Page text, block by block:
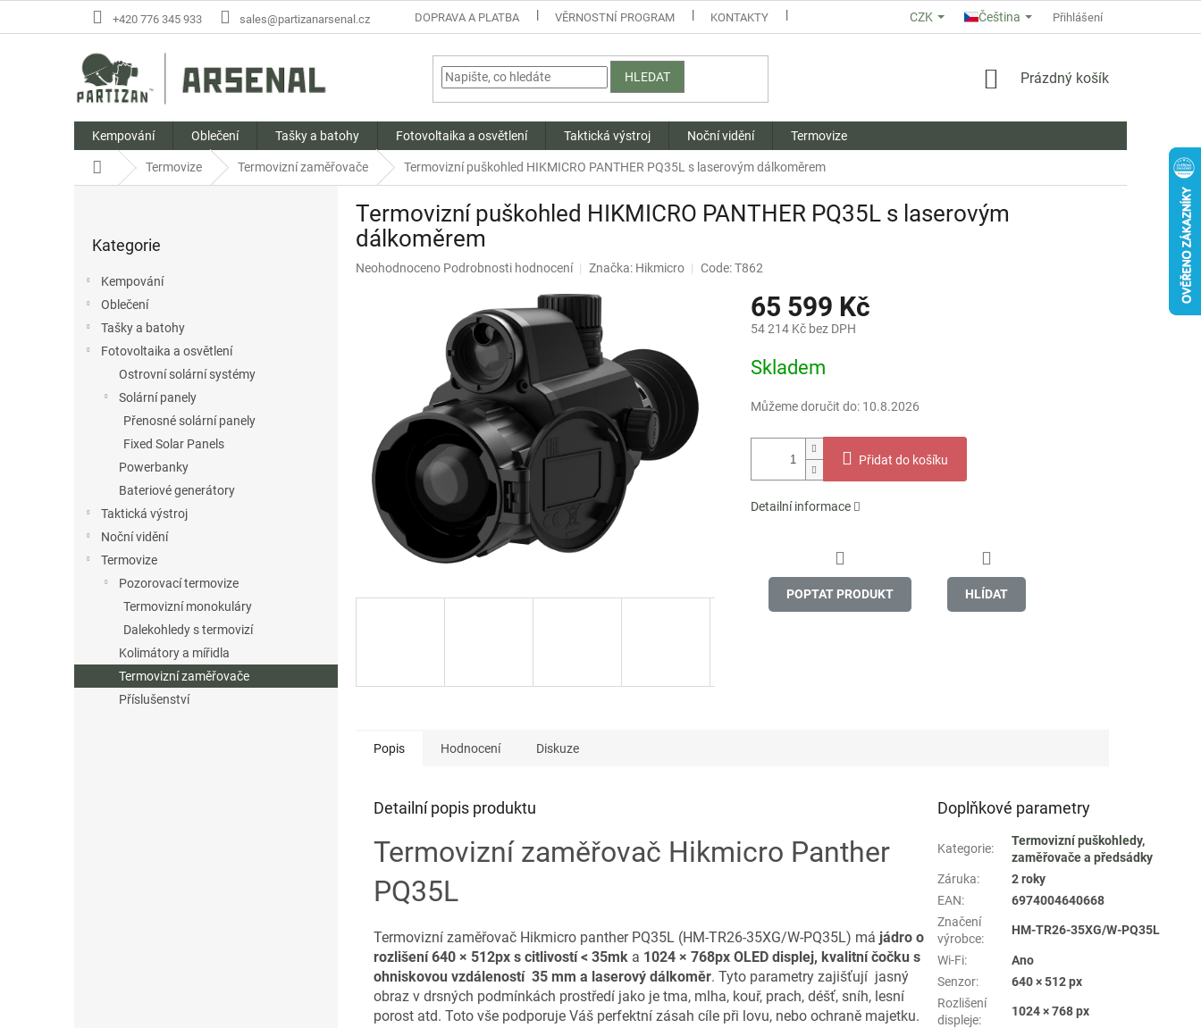
+420 776 345 933 sales@partizanarsenal.cz DOPRAVA A PLATBA VĚRNOSTNÍ PROGRAM KONTAKTY HODNOCENÍ OBCHODU OBCHODNÍ PODMÍNKY
CZK Čeština Přihlášení
HLEDAT
NÁKUPNÍ
Prázdný košík
Kempování Oblečení Tašky a batohy Fotovoltaika a osvětlení Taktická výstroj Noční vidění Termovize
Domů Termovize Termovizní zaměřovače Termovizní puškohled HIKMICRO PANTHER PQ35L s laserovým dálkoměrem
kategorie
Kategorie
Kempování
Oblečení
Tašky a batohy
Fotovoltaika a osvětlení
Ostrovní solární systémy
Solární panely
Přenosné solární panely
Fixed Solar Panels
Powerbanky
Bateriové generátory
Taktická výstroj
Noční vidění
Termovize
Pozorovací termovize
Termovizní monokuláry
Dalekohledy s termovizí
Kolimátory a mířidla
Termovizní zaměřovače
Příslušenství
Termovizní puškohled HIKMICRO PANTHER PQ35L s laserovým
dálkoměrem
Průměrné
Neohodnoceno Podrobnosti hodnocení Značka: Hikmicro Code: T862
65 599 Kč
54 214 Kč bez DPH
cena:
Skladem
Můžeme doručit do: 10.8.2026
Přidat do košíku
Detailní informace
POPTAT PRODUKT HLÍDAT
Popis Hodnocení Diskuze
Detailní popis produktu
Termovizní zaměřovač Hikmicro Panther
PQ35L
Termovizní zaměřovač Hikmicro panther PQ35L (HM-TR26-35XG/W-PQ35L) má jádro o
rozlišení 640 × 512px s citlivostí < 35mk a 1024 × 768px OLED displej, kvalitní čočku s
ohniskovou vzdáleností 35 mm a laserový dálkoměr. Tyto parametry zajišťují jasný
obraz v drsných podmínkách prostředí jako je tma, mlha, kouř, prach, déšť, sníh, lesní
porost atd. Toto vše podporuje Váš perfektní zásah cíle při lovu, nebo ochraně majetku.
Doplňkové parametry
Kategorie:
Termovizní puškohledy,
zaměřovače a předsádky
Záruka:
2 roky
EAN:
6974004640668
Značení
výrobce:
HM-TR26-35XG/W-PQ35L
Wi-Fi:
Ano
Senzor:
640 × 512 px
Rozlišení
displeje:
1024 × 768 px